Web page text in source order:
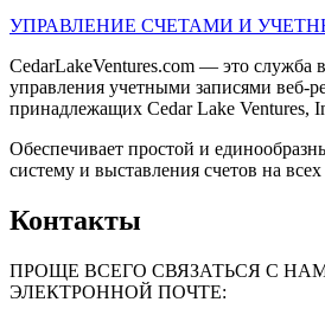
УПРАВЛЕНИЕ СЧЕТАМИ И
CedarLakeVentures.com — это служба
управления учетными записями веб-
принадлежащих Cedar Lake Ventures,
Обеспечивает простой и
систему и выставления счетов на
Контакты
ПРОЩЕ ВСЕГО СВЯЗАТЬСЯ С
ЭЛЕКТРОННОЙ ПОЧТЕ: